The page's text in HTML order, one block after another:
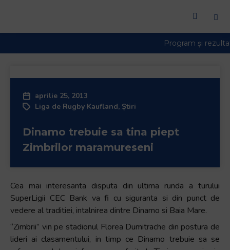
aprilie 25, 2013
Liga de Rugby Kaufland, Știri
Dinamo trebuie sa tina piept
Zimbrilor maramureseni
Cea mai interesanta disputa din ultima runda a turului
SuperLigii CEC Bank va fi cu siguranta si din punct de
vedere al traditiei, intalnirea dintre Dinamo si Baia Mare.
“Zimbrii” vin pe stadionul Florea Dumitrache din postura de
lideri ai clasamentului, in timp ce Dinamo trebuie sa se